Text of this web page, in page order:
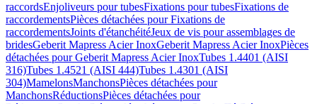
raccordsEnjoliveurs pour tubesFixations pour tubesFixations de
raccordementsPièces détachées pour Fixations de
raccordementsJoints d'étanchéitéJeux de vis pour assemblages de
bridesGeberit Mapress Acier InoxGeberit Mapress Acier InoxPièces
détachées pour Geberit Mapress Acier InoxTubes 1.4401 (AISI
316)Tubes 1.4521 (AISI 444)Tubes 1.4301 (AISI
304)MamelonsManchonsPièces détachées pour
ManchonsRéductionsPièces détachées pour